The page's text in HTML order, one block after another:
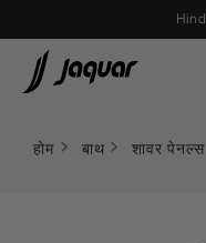
होम बाथ शावर पेनल्स